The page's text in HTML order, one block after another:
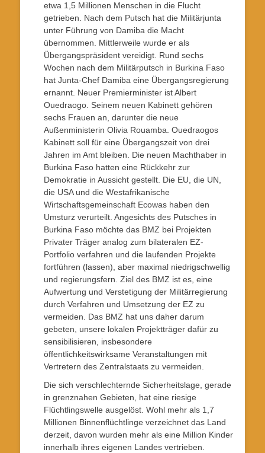
etwa 1,5 Millionen Menschen in die Flucht
getrieben. Nach dem Putsch hat die Militärjunta
unter Führung von Damiba die Macht
übernommen. Mittlerweile wurde er als
Übergangspräsident vereidigt. Rund sechs
Wochen nach dem Militärputsch in Burkina Faso
hat Junta-Chef Damiba eine Übergangsregierung
ernannt. Neuer Premierminister ist Albert
Ouedraogo. Seinem neuen Kabinett gehören
sechs Frauen an, darunter die neue
Außenministerin Olivia Rouamba. Ouedraogos
Kabinett soll für eine Übergangszeit von drei
Jahren im Amt bleiben. Die neuen Machthaber in
Burkina Faso hatten eine Rückkehr zur
Demokratie in Aussicht gestellt. Die EU, die UN,
die USA und die Westafrikanische
Wirtschaftsgemeinschaft Ecowas haben den
Umsturz verurteilt. Angesichts des Putsches in
Burkina Faso möchte das BMZ bei Projekten
Privater Träger analog zum bilateralen EZ-
Portfolio verfahren und die laufenden Projekte
fortführen (lassen), aber maximal niedrigschwellig
und regierungsfern. Ziel des BMZ ist es, eine
Aufwertung und Verstetigung der Militärregierung
durch Verfahren und Umsetzung der EZ zu
vermeiden. Das BMZ hat uns daher darum
gebeten, unsere lokalen Projektträger dafür zu
sensibilisieren, insbesondere
öffentlichkeitswirksame Veranstaltungen mit
Vertretern des Zentralstaats zu vermeiden.
Die sich verschlechternde Sicherheitslage, gerade
in grenznahen Gebieten, hat eine riesige
Flüchtlingswelle ausgelöst. Wohl mehr als 1,7
Millionen Binnenflüchtlinge verzeichnet das Land
derzeit, davon wurden mehr als eine Million Kinder
innerhalb ihres eigenen Landes vertrieben.